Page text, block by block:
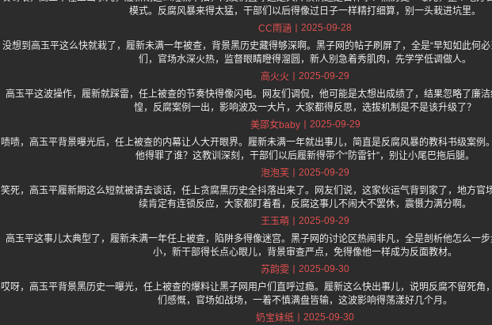
模式。反腐风暴来得太猛，干部们以后得像过日子一样精打细算，别一头栽进坑里。
CC雨涵
2025-09-28
没想到高玉平这么快就栽了，履新未满一年被查，背景黑历史藏得够深啊。黑子网的帖子刷屏了，全是“早知如此何
们，官场水深火热，监督眼睛瞪得溜圆，新人别急着秀肌肉，先学学低调做人。
高火火
2025-09-29
高玉平这波操作，履新就踩雷，任上被查的节奏快得像闪电。网友们调侃，他可能是太想出成绩了，结果忽略了廉
惶，反腐案例一出，影响波及一大片，大家都得反思，选拔机制是不是该升级了？
美邵女baby
2025-09-29
啧啧，高玉平背景曝光后，任上被查的内幕让人大开眼界。履新未满一年就出事儿，简直是反腐风暴的教科书级案例
他得罪了谁？这教训深刻，干部们以后履新得带个“防雷针”，别让小尾巴拖后腿。
泡泡芙
2025-09-29
笑死，高玉平履新期这么短就被请去谈话，任上贪腐黑历史全抖落出来了。网友们说，这家伙运气背到家了，地方官
续肯定有连锁反应，大家都盯着看，反腐这事儿不闹大不罢休，震慑力满分啊。
王玉萌
2025-09-29
高玉平这事儿太典型了，履新未满一年任上被查，陷阱多得像迷宫。黑子网的讨论区热闹非凡，全是剖析他怎么一
小，新干部得长点心眼儿，背景审查严点，免得像他一样成为反面教材。
苏韵雯
2025-09-30
哎呀，高玉平背景黑历史一曝光，任上被查的爆料让黑子网用户们直呼过瘾。履新这么快出事儿，说明反腐不留死角
们感慨，官场如战场，一着不慎满盘皆输，这波影响得荡漾好几个月。
奶宝妹纸
2025-09-30